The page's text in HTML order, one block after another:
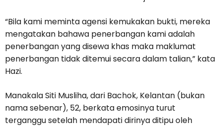
“Bila kami meminta agensi kemukakan bukti, mereka
mengatakan bahawa penerbangan kami adalah
penerbangan yang disewa khas maka maklumat
penerbangan tidak ditemui secara dalam talian,” kata
Hazi.
Manakala Siti Musliha, dari Bachok, Kelantan (bukan
nama sebenar), 52, berkata emosinya turut
terganggu setelah mendapati dirinya ditipu oleh